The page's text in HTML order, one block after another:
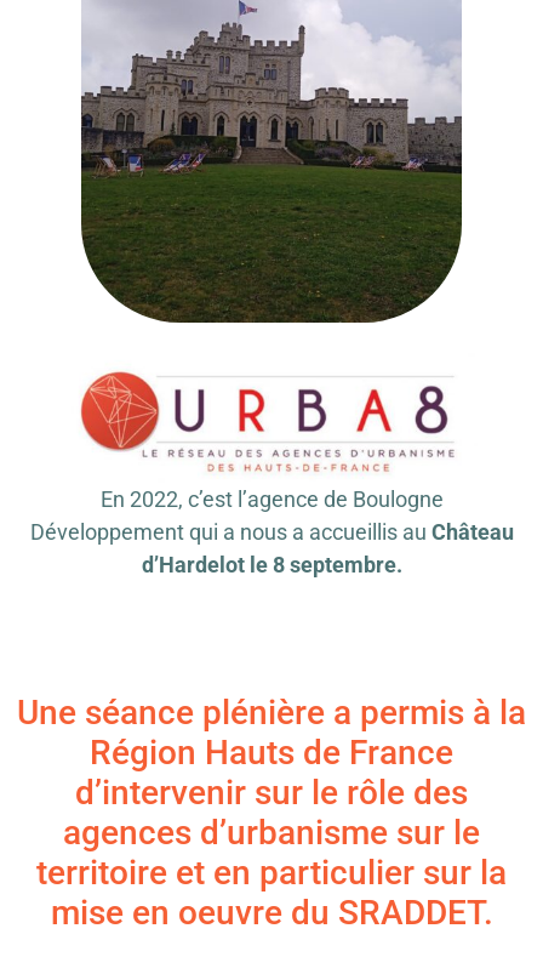
En 2022, c’est l’agence de Boulogne
Développement qui a nous a accueillis au Château
d’Hardelot le 8 septembre.
Une séance plénière a permis à la
Région Hauts de France
d’intervenir sur le rôle des
agences d’urbanisme sur le
territoire et en particulier sur la
mise en oeuvre du SRADDET.